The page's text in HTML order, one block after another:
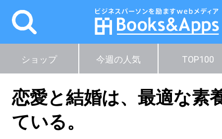
ショップ 今週の人気 TOP100
恋愛と結婚は、最適な素
ている。